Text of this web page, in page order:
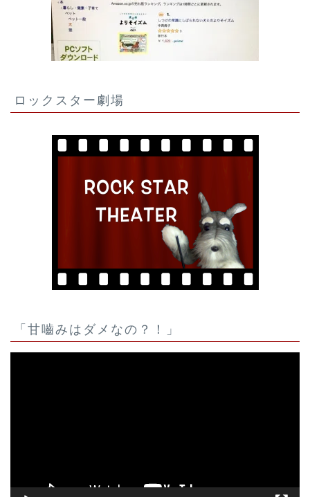
ロックスター劇場
「甘嚙みはダメなの？！」